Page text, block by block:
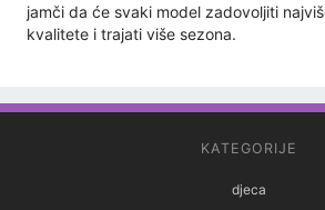
jamči da će svaki model zadovoljiti
kvalitete i trajati više sezona.
KATEGORIJE
djeca